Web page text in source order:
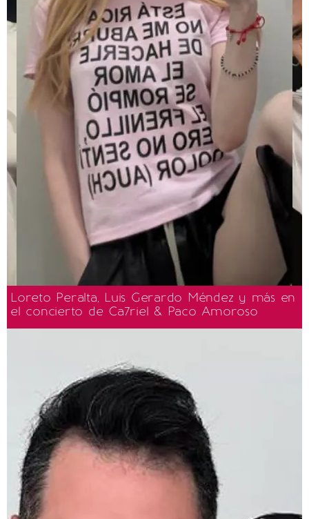
Loreto Peralta, Luis Gerardo Méndez y más en
el concierto de Ca7riel & Paco Amoroso